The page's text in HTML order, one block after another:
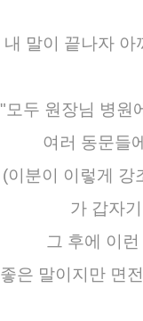
내 말이 끝나자 아
"모두 원장님 병원
여러 동문들
(이분이 이렇게 강
가 갑자
그 후에 이
좋은 말이지만 면